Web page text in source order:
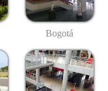
Bogotá